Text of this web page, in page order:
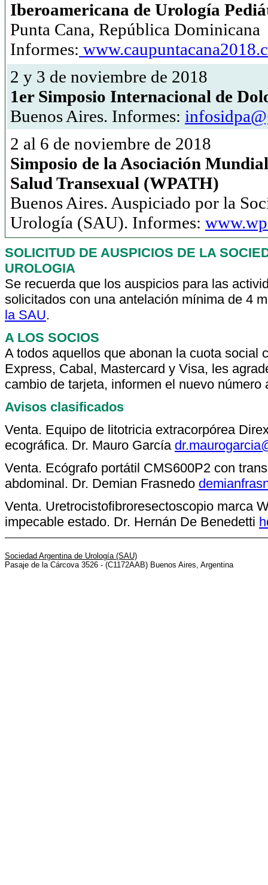
Iberoamericana de Urología
Punta Cana, República Dominicana
Informes:
2 y 3 de noviembre de 2018
1er Simposio Internacional de
Buenos Aires. Informes:
2 al 6 de noviembre de 2018
Simposio de la Asociación
Salud Transexual (WPATH)
Buenos Aires. Auspiciado por la
Urología (SAU). Informes:
SOLICITUD DE AUSPICIOS DE LA
UROLOGIA
Se recuerda que los auspicios para las
solicitados con una antelación mínima de 4
la SAU.
A LOS SOCIOS
A todos aquellos que abonan la cuota social
Express, Cabal, Mastercard y Visa, les
cambio de tarjeta, informen el nuevo número
Avisos clasificados
Venta. Equipo de litotricia extracorpórea
ecográfica. Dr. Mauro García
Venta. Ecógrafo portátil CMS600P2 con
abdominal. Dr. Demian Frasnedo
Venta. Uretrocistofibroresectoscopio marca
impecable estado. Dr. Hernán De Benedetti
Sociedad Argentina de Urología (SAU)
Pasaje de la Cárcova 3526 - (C1172AAB) Buenos Aires, Argentina